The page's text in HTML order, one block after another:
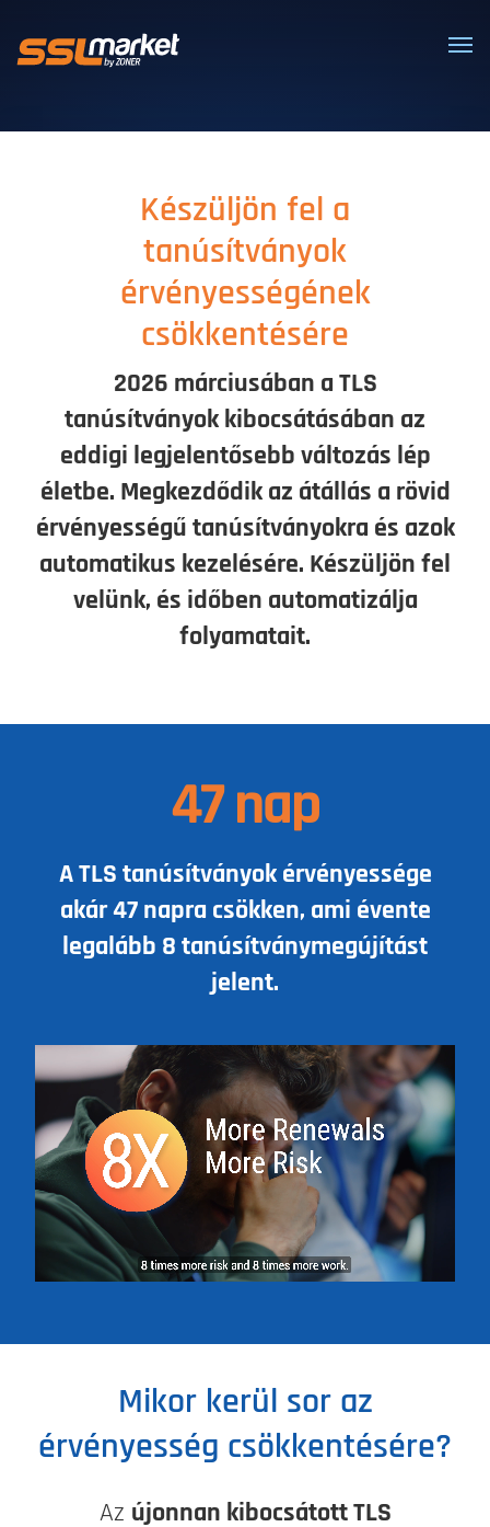
Megbízható SSL/TLS tanúsítványok
Készüljön fel a
tanúsítványok
érvényességének
csökkentésére
2026 márciusában a TLS
tanúsítványok kibocsátásában az
eddigi legjelentősebb változás lép
életbe. Megkezdődik az átállás a rövid
érvényességű tanúsítványokra és azok
automatikus kezelésére. Készüljön fel
velünk, és időben automatizálja
folyamatait.
47 nap
A TLS tanúsítványok érvényessége
akár 47 napra csökken, ami évente
legalább 8 tanúsítványmegújítást
jelent.
Mikor kerül sor az
érvényesség csökkentésére?
Az újonnan kibocsátott TLS